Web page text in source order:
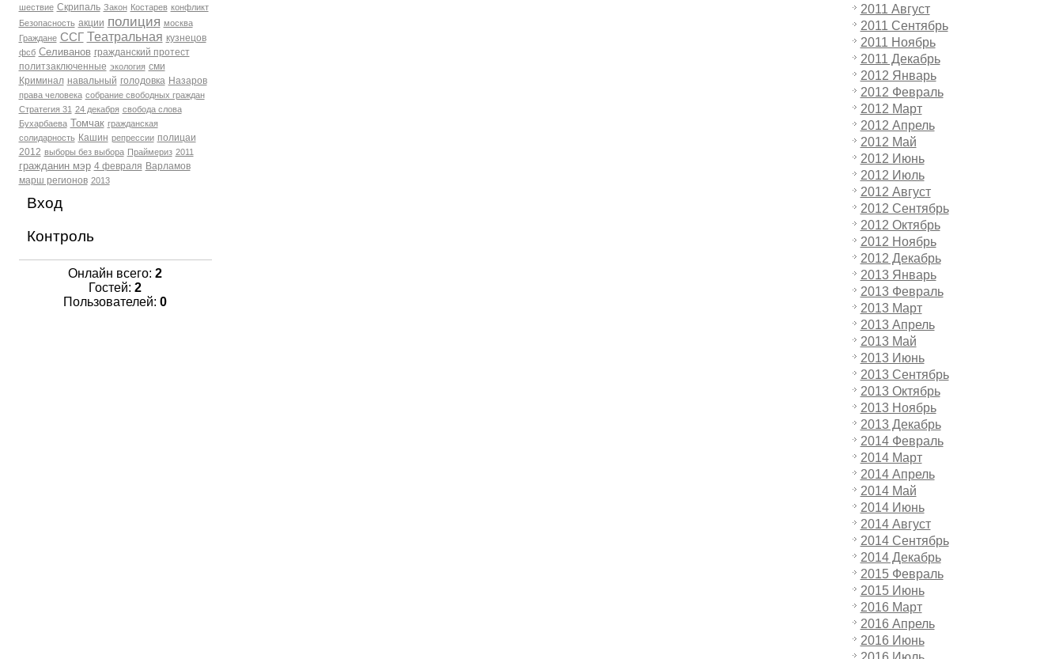
шествие Скрипаль Закон Костарев конфликт
Безопасность акции полиция москва
Граждане ССГ Театральная кузнецов
фсб Селиванов гражданский протест
политзаключенные экология сми
Криминал навальный голодовка Назаров
права человека собрание свободных граждан
Стратегия 31 24 декабря свобода слова
Бухарбаева Томчак гражданская
солидарность Кашин репрессии полицаи
2012 выборы без выбора Праймериз 2011
гражданин мэр 4 февраля Варламов
марш регионов 2013
Вход
Контроль
Онлайн всего: 2
Гостей: 2
Пользователей: 0
2011 Август
2011 Сентябрь
2011 Ноябрь
2011 Декабрь
2012 Январь
2012 Февраль
2012 Март
2012 Апрель
2012 Май
2012 Июнь
2012 Июль
2012 Август
2012 Сентябрь
2012 Октябрь
2012 Ноябрь
2012 Декабрь
2013 Январь
2013 Февраль
2013 Март
2013 Апрель
2013 Май
2013 Июнь
2013 Сентябрь
2013 Октябрь
2013 Ноябрь
2013 Декабрь
2014 Февраль
2014 Март
2014 Апрель
2014 Май
2014 Июнь
2014 Август
2014 Сентябрь
2014 Декабрь
2015 Февраль
2015 Июнь
2016 Март
2016 Апрель
2016 Июнь